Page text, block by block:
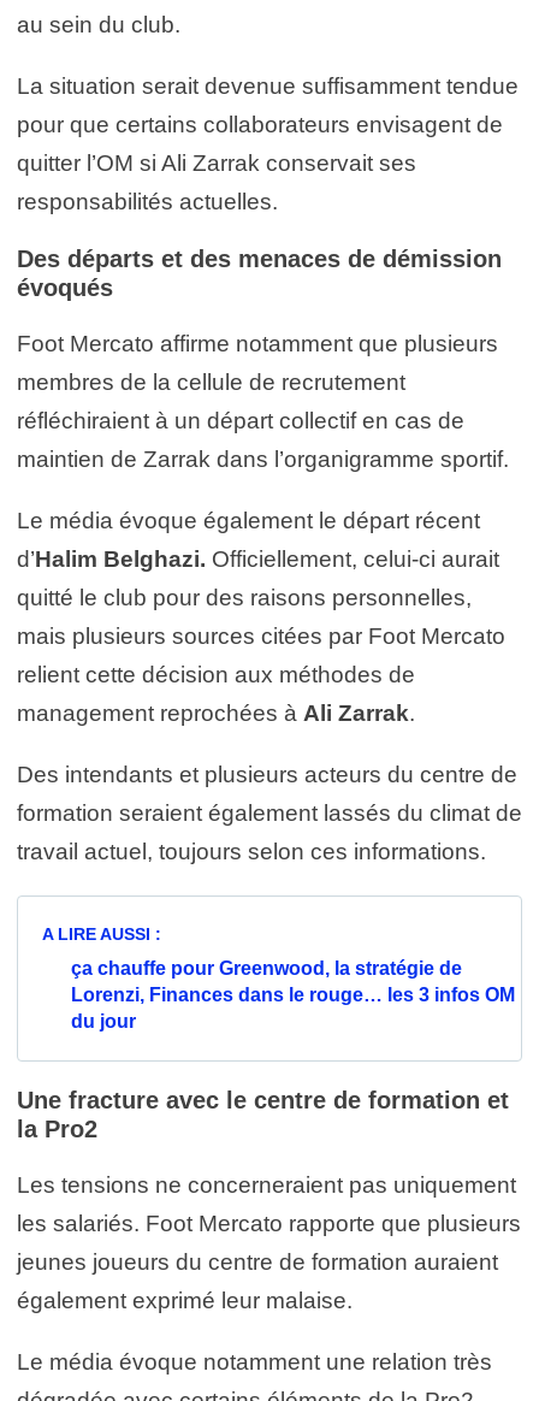
au sein du club.
La situation serait devenue suffisamment tendue
pour que certains collaborateurs envisagent de
quitter l’OM si Ali Zarrak conservait ses
responsabilités actuelles.
Des départs et des menaces de démission
évoqués
Foot Mercato affirme notamment que plusieurs
membres de la cellule de recrutement
réfléchiraient à un départ collectif en cas de
maintien de Zarrak dans l’organigramme sportif.
Le média évoque également le départ récent
d’Halim Belghazi. Officiellement, celui-ci aurait
quitté le club pour des raisons personnelles,
mais plusieurs sources citées par Foot Mercato
relient cette décision aux méthodes de
management reprochées à Ali Zarrak.
Des intendants et plusieurs acteurs du centre de
formation seraient également lassés du climat de
travail actuel, toujours selon ces informations.
A LIRE AUSSI :
ça chauffe pour Greenwood, la stratégie de
Lorenzi, Finances dans le rouge… les 3 infos OM
du jour
Une fracture avec le centre de formation et
la Pro2
Les tensions ne concerneraient pas uniquement
les salariés. Foot Mercato rapporte que plusieurs
jeunes joueurs du centre de formation auraient
également exprimé leur malaise.
Le média évoque notamment une relation très